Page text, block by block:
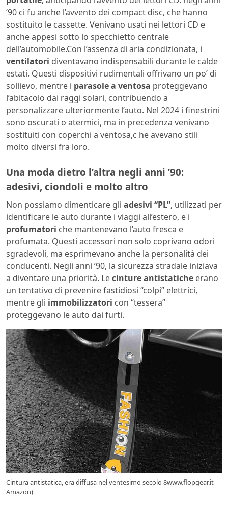
’90 ci fu anche l’avvento dei compact disc, che hanno
sostituito le cassette. Venivano usati nei lettori CD e
anche appesi sotto lo specchietto centrale
dell’automobile.Con l’assenza di aria condizionata, i
ventilatori diventavano indispensabili durante le calde
estati. Questi dispositivi rudimentali offrivano un po’ di
sollievo, mentre i parasole a ventosa proteggevano
l’abitacolo dai raggi solari, contribuendo a
personalizzare ulteriormente l’auto. Nel 2024 i finestrini
sono oscurati o atermici, ma in precedenza venivano
sostituiti con coperchi a ventosa,c he avevano stili
molto diversi fra loro.
Una moda dietro l’altra negli anni ’90:
adesivi, ciondoli e molto altro
Non possiamo dimenticare gli adesivi “PL”, utilizzati per
identificare le auto durante i viaggi all’estero, e i
profumatori che mantenevano l’auto fresca e
profumata. Questi accessori non solo coprivano odori
sgradevoli, ma esprimevano anche la personalità dei
conducenti. Negli anni ’90, la sicurezza stradale iniziava
a diventare una priorità. Lecinture antistatiche erano
un tentativo di prevenire fastidiosi “colpi” elettrici,
mentre gli immobilizzatori con “tessera”
proteggevano le auto dai furti.
Cintura antistatica, era diffusa nel ventesimo secolo 8www.flopgear.it –
Amazon)